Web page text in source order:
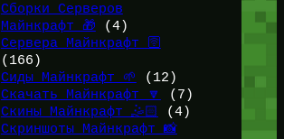
Сборки Серверов
Майнкрафт 🎁 (4)
Сервера Майнкрафт 🛜
(166)
Сиды Майнкрафт 🌱
(12)
Скачать Майнкрафт 🔽
(7)
Скины Майнкрафт 🤹🏻
(4)
Скриншоты Майнкрафт 📸